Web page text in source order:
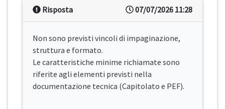
07/07/2026 11:28
Risposta
Non sono previsti vincoli di impaginazione,
struttura e formato.
Le caratteristiche minime richiamate sono
riferite agli elementi previsti nella
documentazione tecnica (Capitolato e PEF).